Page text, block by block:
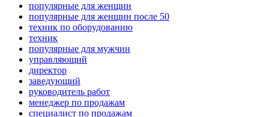
популярные для женщин
популярные для женщин после 50
техник по оборудованию
техник
популярные для мужчин
управляющий
директор
заведующий
руководитель работ
менеджер по продажам
специалист по продажам